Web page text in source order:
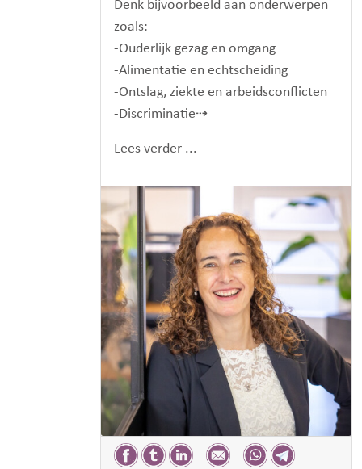
Denk bijvoorbeeld aan onderwerpen
zoals:
-Ouderlijk gezag en omgang
-Alimentatie en echtscheiding
-Ontslag, ziekte en arbeidsconflicten
-Discriminatie⇢
Lees verder ...